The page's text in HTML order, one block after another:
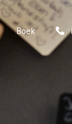
Boek